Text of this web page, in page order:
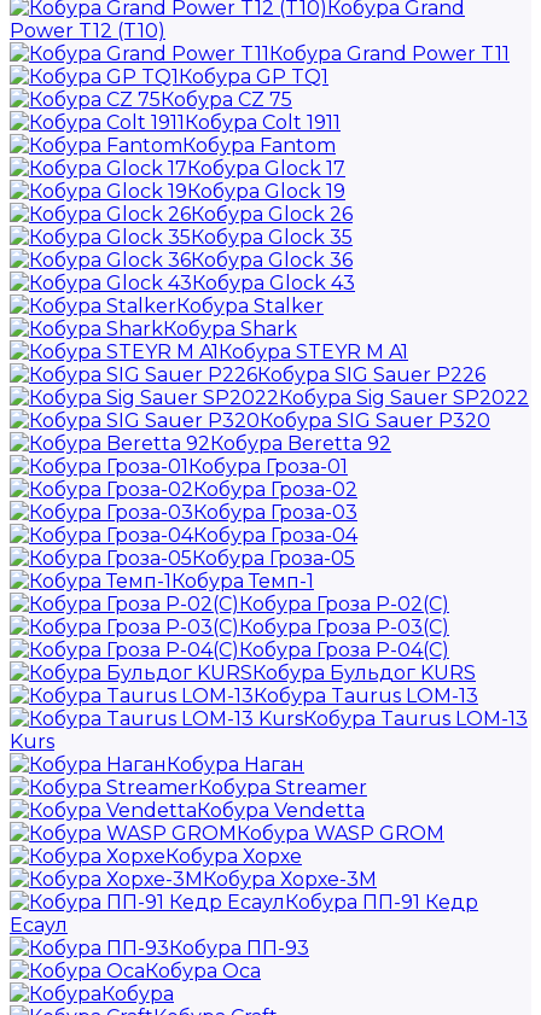
Кобура Grand
Power T12 (T10)
Кобура Grand Power T11
Кобура GP TQ1
Кобура CZ 75
Кобура Colt 1911
Кобура Fantom
Кобура Glock 17
Кобура Glock 19
Кобура Glock 26
Кобура Glock 35
Кобура Glock 36
Кобура Glock 43
Кобура Stalker
Кобура Shark
Кобура STEYR M A1
Кобура SIG Sauer P226
Кобура Sig Sauer SP2022
Кобура SIG Sauer P320
Кобура Beretta 92
Кобура Гроза-01
Кобура Гроза-02
Кобура Гроза-03
Кобура Гроза-04
Кобура Гроза-05
Кобура Темп-1
Кобура Гроза Р-02(С)
Кобура Гроза Р-03(С)
Кобура Гроза Р-04(С)
Кобура Бульдог KURS
Кобура Taurus LOM-13
Кобура Taurus LOM-13
Kurs
Кобура Наган
Кобура Streamer
Кобура Vendetta
Кобура WASP GROM
Кобура Хорхе
Кобура Хорхе-3М
Кобура ПП-91 Кедр
Есаул
Кобура ПП-93
Кобура Оса
Кобура